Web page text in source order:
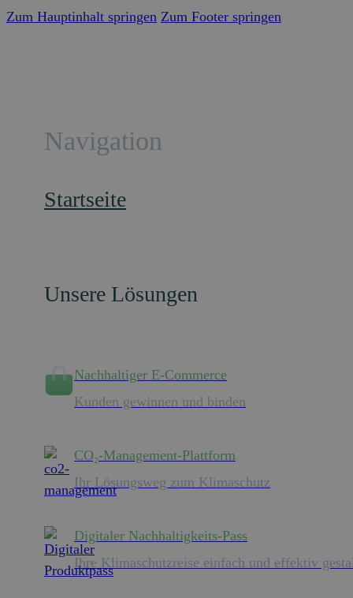
Zum Hauptinhalt springen Zum Footer springen
Navigation
Startseite
Unsere Lösungen
Nachhaltiger E-Commerce
Kunden gewinnen und binden
CO₂-Management-Plattform
Ihr Lösungsweg zum Klimaschutz
Digitaler Nachhaltigkeits-Pass
Ihre Klimaschutzreise einfach und effektiv